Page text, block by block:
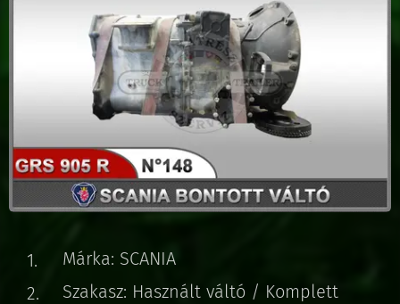
Márka: SCANIA
Szakasz: Használt váltó / Komplett